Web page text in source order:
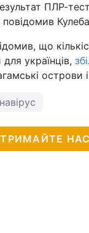
ПЛР-
повідомив
що
українців,
острови і
НАС